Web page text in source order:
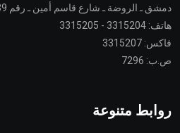
دمشق ـ الروضة ـ شارع قاسم أمين ـ رقم 39
هاتف: 3315204 - 3315205
فاكس: 3315207
ص.ب: 7296
روابط متنوعة